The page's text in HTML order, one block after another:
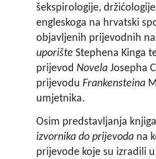
šekspirologije,
engleskoga na hrvatski
objavljenih prijevodnih
uporište Stephena Kinga
prijevod Novela Josepha
prijevodu Frankensteina
umjetnika.
Osim predstavljanja
izvornika do prijevoda na
prijevode koje su izradili